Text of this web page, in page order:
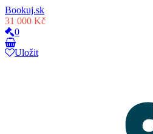
Bookuj.sk
31 000 Kč
0
Uložit